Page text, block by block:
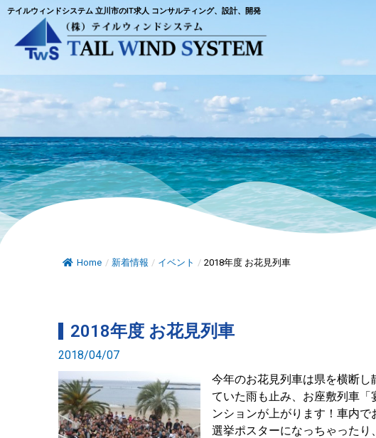
テイルウィンドシステム 立川市のIT求人 コンサルティング、設計、開発
Home / 新着情報 / イベント / 2018年度 お花見列車
2018年度 お花見列車
2018/04/07
今年のお花見列車は県を横断
ていた雨も止み、お座敷列車
ンションが上がります！車内
選挙ポスターになっちゃった